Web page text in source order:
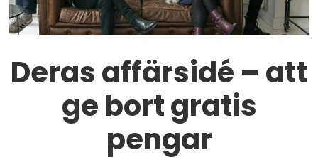
Deras affärsidé – att
ge bort gratis
pengar